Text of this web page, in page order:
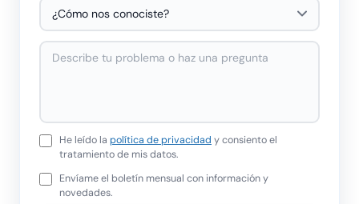
He leído la política de privacidad y consiento el
tratamiento de mis datos.
Envíame el boletín mensual con información y
novedades.